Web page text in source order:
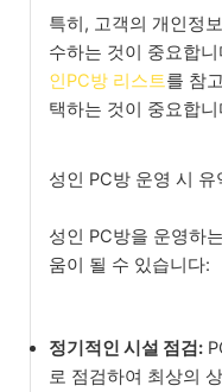
특히, 고객의 개인정
수하는 것이 중요합
인PC방 리스트를 참
택하는 것이 중요합니
성인 PC방 운영 시 유
성인 PC방을 운영하
움이 될 수 있습니다:
정기적인 시설 점검:
로 점검하여 최상의